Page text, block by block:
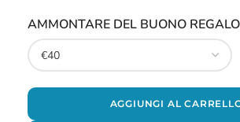
AMMONTARE DEL BUONO REGALO
AGGIUNGI AL